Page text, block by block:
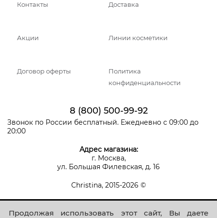
Продолжая использовать этот сайт, Вы даете
Контакты Доставка
Акции Линии косметики
Договор оферты
Политика
конфиденциальности
8 (800) 500-99-92
Звонок по России бесплатный. Ежедневно с 09:00 до
20:00
Адрес магазина:
г. Москва,
ул. Большая Филевская, д. 16
Christina, 2015-2026 ©